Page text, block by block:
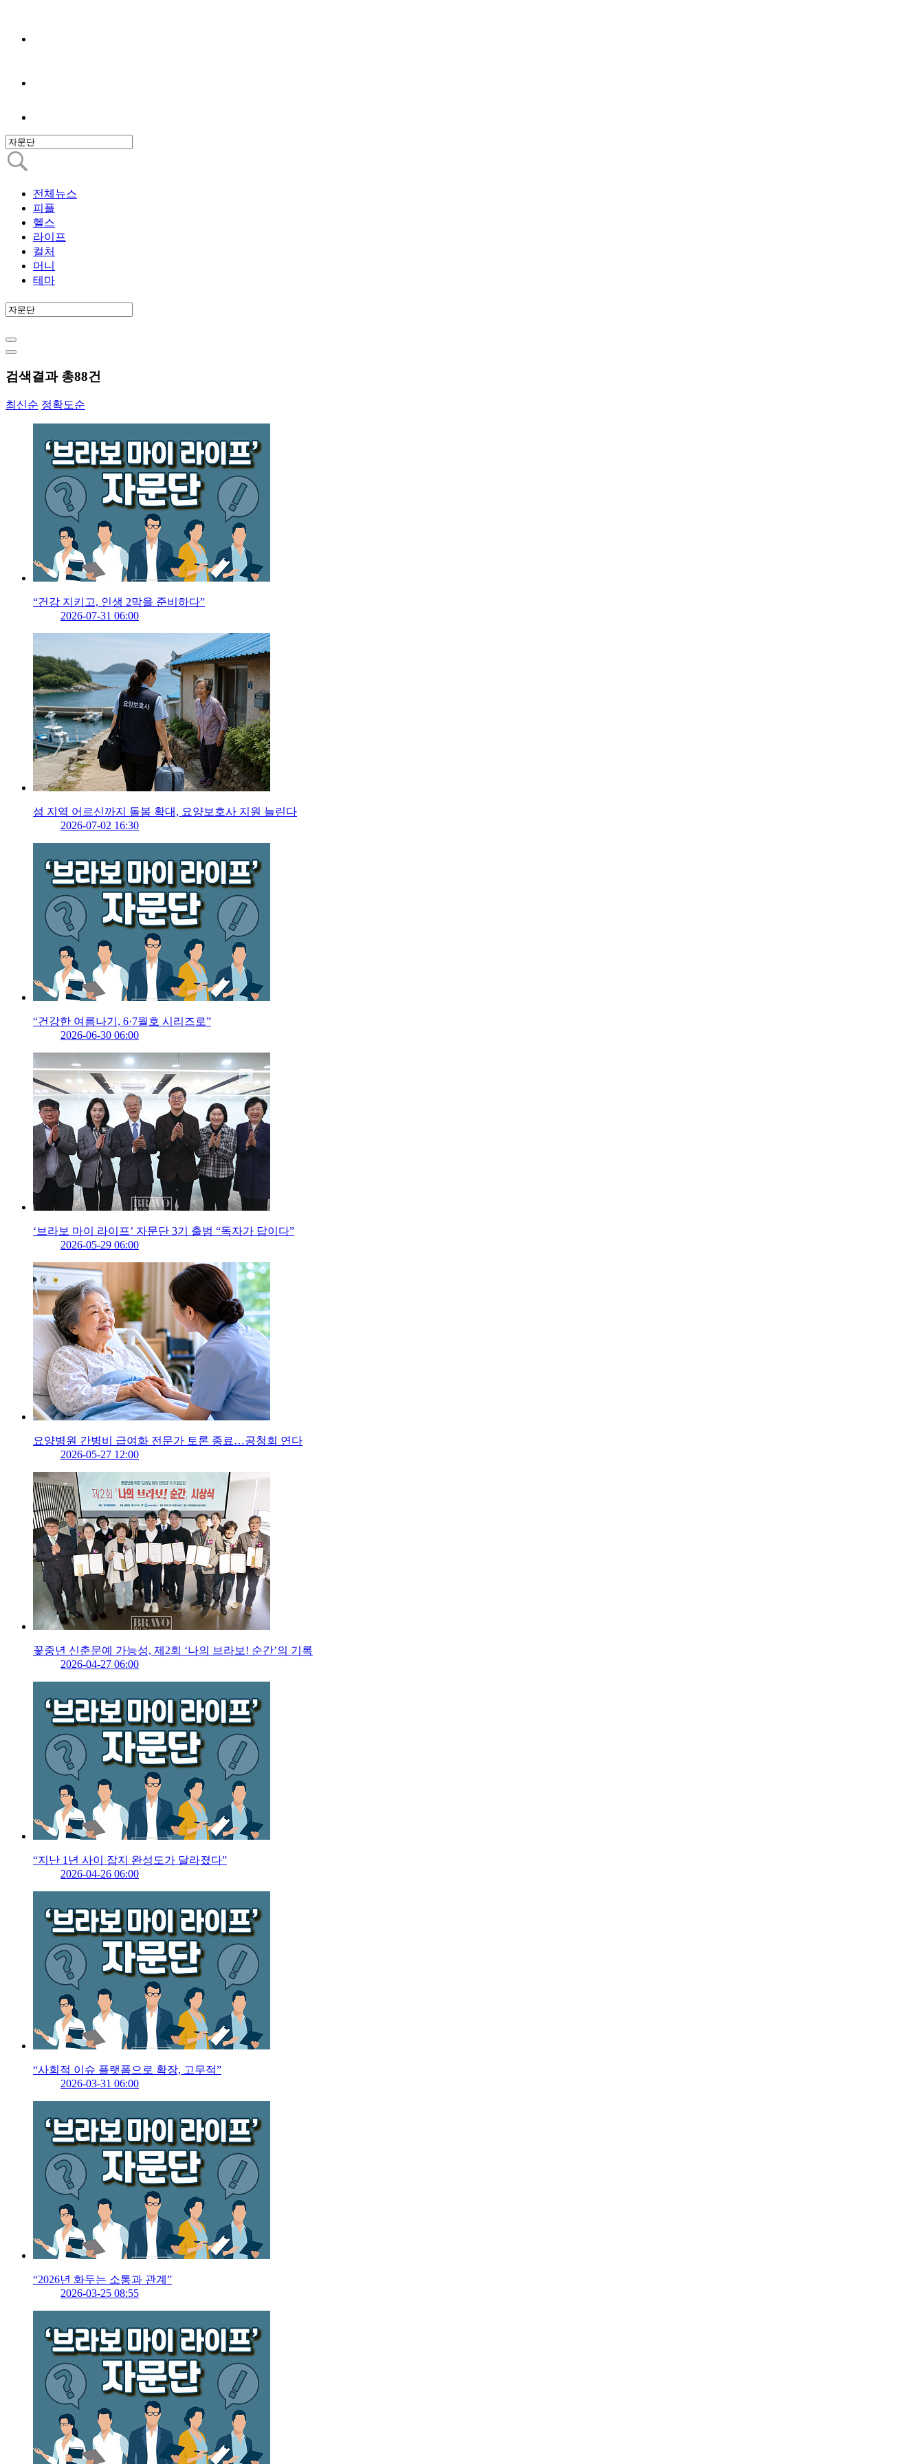
전체뉴스
피플
헬스
라이프
컬처
머니
테마
검색결과 총88건
최신순 정확도순
“건강 지키고, 인생 2막을 준비하다”
2026-07-31 06:00
섬 지역 어르신까지 돌봄 확대, 요양보호사 지원 늘린다
2026-07-02 16:30
“건강한 여름나기, 6·7월호 시리즈로”
2026-06-30 06:00
‘브라보 마이 라이프’ 자문단 3기 출범 “독자가 답이다”
2026-05-29 06:00
요양병원 간병비 급여화 전문가 토론 종료…공청회 연다
2026-05-27 12:00
꽃중년 신춘문예 가능성, 제2회 ‘나의 브라보! 순간’의 기록
2026-04-27 06:00
“지난 1년 사이 잡지 완성도가 달라졌다”
2026-04-26 06:00
“사회적 이슈 플랫폼으로 확장, 고무적”
2026-03-31 06:00
“2026년 화두는 소통과 관계”
2026-03-25 08:55